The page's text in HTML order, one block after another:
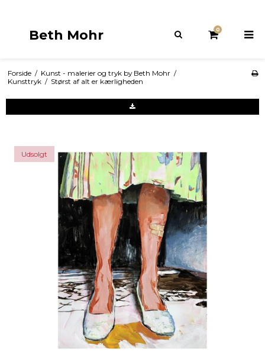
Beth Mohr 0
Forside / Kunst - malerier og tryk by Beth Mohr /
Kunsttryk / Størst af alt er kærligheden
Udsolgt